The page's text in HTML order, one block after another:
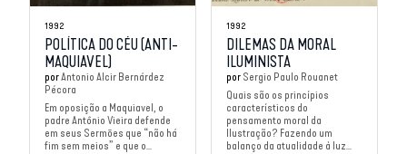
1992
POLÍTICA DO CÉU (ANTI-
MAQUIAVEL)
porAntonio Alcir Bernárdez
Pécora
Em oposição a Maquiavel, o
padre Antônio Vieira defende
em seus Sermões que “não há
fim sem meios” e que o...
1992
DILEMAS DA MORAL
ILUMINISTA
por Sergio Paulo Rouanet
Quais são os princípios
característicos do
pensamento moral da
Ilustração? Fazendo um
balanço da atualidade à luz...